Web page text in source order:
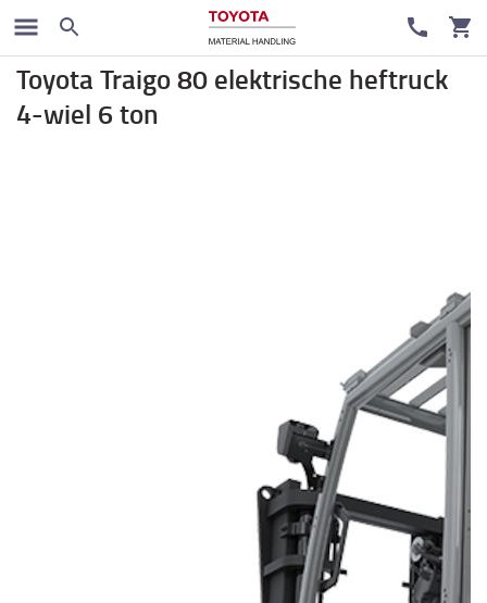
Elektrische heftruck
Toyota Traigo 80 elektrische heftruck
4-wiel 6 ton